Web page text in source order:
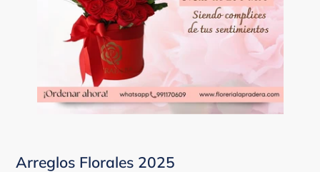
Arreglos Florales 2025